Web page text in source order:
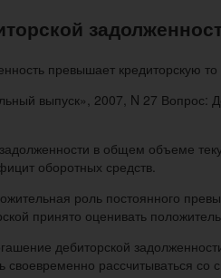
выпуск», 2007, N 27 Вопрос:
в общем объеме
оборотных средств.
роль постоянного
принято оценивать
дебиторской
своевременно рассчитываться